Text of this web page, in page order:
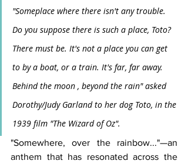
"Someplace where there isn't any trouble.
Do you suppose there is such a place, Toto?
There must be. It's not a place you can get
to by a boat, or a train. It's far, far away.
Behind the moon , beyond the rain" asked
Dorothy/Judy Garland to her dog Toto, in the
1939 film "The Wizard of Oz".
"Somewhere, over the rainbow..."—an
anthem that has resonated across the